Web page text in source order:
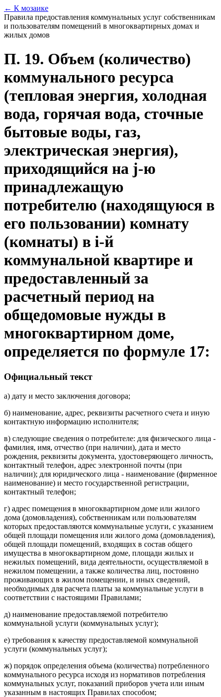
← К мозаике
Правила предоставления коммунальных услуг собственникам
и пользователям помещений в многоквартирных домах и
жилых домов
П. 19. Объем (количество)
коммунального ресурса
(тепловая энергия, холодная
вода, горячая вода, сточные
бытовые воды, газ,
электрическая энергия),
приходящийся на j-ю
принадлежащую
потребителю (находящуюся в
его пользовании) комнату
(комнаты) в i-й
коммунальной квартире и
предоставленный за
расчетный период на
общедомовые нужды в
многоквартирном доме,
определяется по формуле 17:
Официальный текст
а) дату и место заключения договора;
б) наименование, адрес, реквизиты расчетного счета и иную
контактную информацию исполнителя;
в) следующие сведения о потребителе: для физического лица -
фамилия, имя, отчество (при наличии), дата и место
рождения, реквизиты документа, удостоверяющего личность,
контактный телефон, адрес электронной почты (при
наличии); для юридического лица - наименование (фирменное
наименование) и место государственной регистрации,
контактный телефон;
г) адрес помещения в многоквартирном доме или жилого
дома (домовладения), собственникам или пользователям
которых предоставляются коммунальные услуги, с указанием
общей площади помещения или жилого дома (домовладения),
общей площади помещений, входящих в состав общего
имущества в многоквартирном доме, площади жилых и
нежилых помещений, вида деятельности, осуществляемой в
нежилом помещении, а также количества лиц, постоянно
проживающих в жилом помещении, и иных сведений,
необходимых для расчета платы за коммунальные услуги в
соответствии с настоящими Правилами;
д) наименование предоставляемой потребителю
коммунальной услуги (коммунальных услуг);
е) требования к качеству предоставляемой коммунальной
услуги (коммунальных услуг);
ж) порядок определения объема (количества) потребленного
коммунального ресурса исходя из нормативов потребления
коммунальных услуг, показаний приборов учета или иным
указанным в настоящих Правилах способом;